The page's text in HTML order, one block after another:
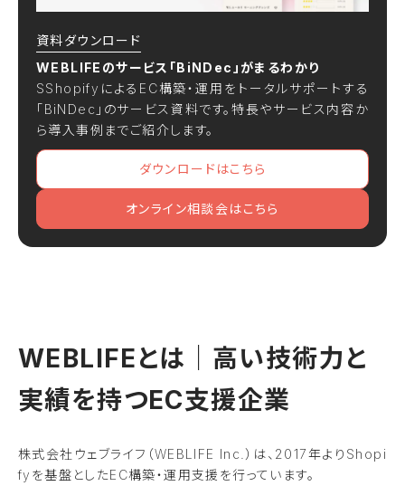
資料ダウンロード
WEBLIFEのサービス「BiNDec」がまるわかり
SShopifyによるEC構築・運用をトータルサポートする
「BiNDec」のサービス資料です。特長やサービス内容か
ら導入事例までご紹介します。
ダウンロードはこちら
オンライン相談会はこちら
WEBLIFEとは｜高い技術力と
実績を持つEC支援企業
株式会社ウェブライフ（WEBLIFE Inc.）は、2017年よりShopi
fyを基盤としたEC構築・運用支援を行っています。